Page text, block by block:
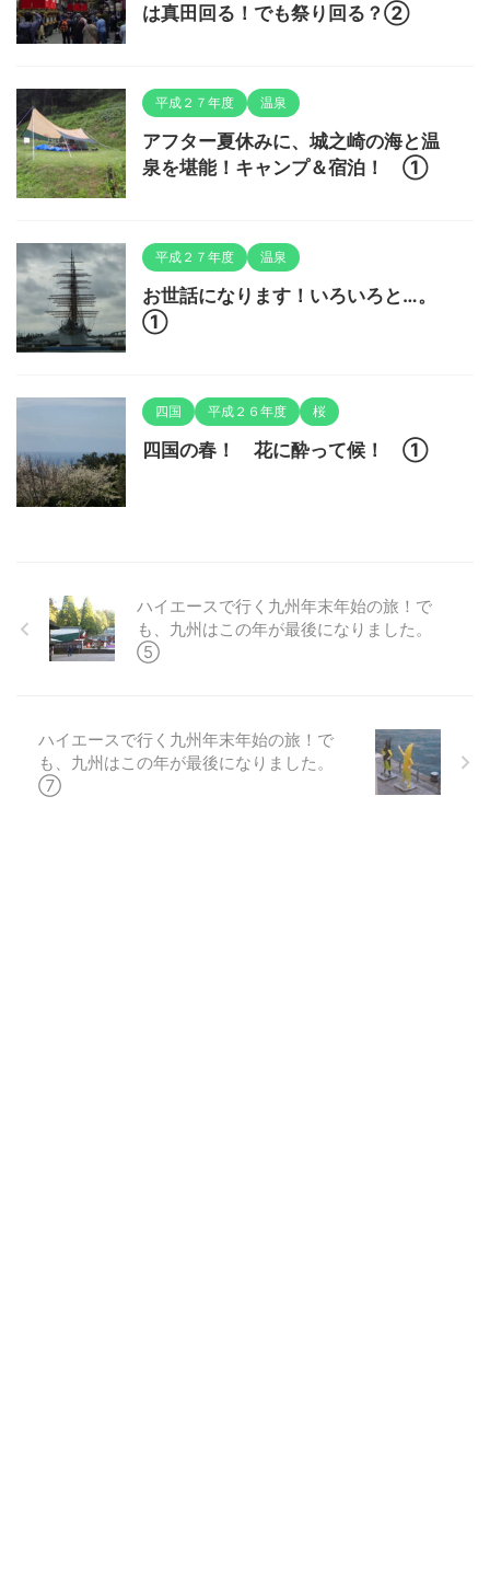
は真田回る！でも祭り回る？②
平成２７年度 温泉
アフター夏休みに、城之崎の海と温
泉を堪能！キャンプ＆宿泊！ ①
平成２７年度 温泉
お世話になります！いろいろと…。
①
四国 平成２６年度 桜
四国の春！ 花に酔って候！ ①
ハイエースで行く九州年末年始の旅！で
も、九州はこの年が最後になりました。
⑤
ハイエースで行く九州年末年始の旅！で
も、九州はこの年が最後になりました。
⑦